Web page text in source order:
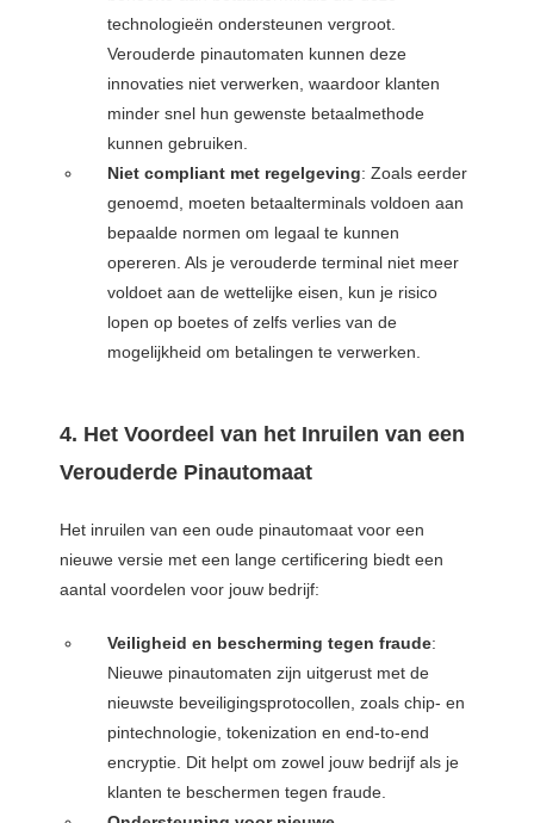
technologieën ondersteunen vergroot.
Verouderde pinautomaten kunnen deze
innovaties niet verwerken, waardoor klanten
minder snel hun gewenste betaalmethode
kunnen gebruiken.
Niet compliant met regelgeving: Zoals eerder
genoemd, moeten betaalterminals voldoen aan
bepaalde normen om legaal te kunnen
opereren. Als je verouderde terminal niet meer
voldoet aan de wettelijke eisen, kun je risico
lopen op boetes of zelfs verlies van de
mogelijkheid om betalingen te verwerken.
4. Het Voordeel van het Inruilen van een
Verouderde Pinautomaat
Het inruilen van een oude pinautomaat voor een
nieuwe versie met een lange certificering biedt een
aantal voordelen voor jouw bedrijf:
Veiligheid en bescherming tegen fraude:
Nieuwe pinautomaten zijn uitgerust met de
nieuwste beveiligingsprotocollen, zoals chip- en
pintechnologie, tokenization en end-to-end
encryptie. Dit helpt om zowel jouw bedrijf als je
klanten te beschermen tegen fraude.